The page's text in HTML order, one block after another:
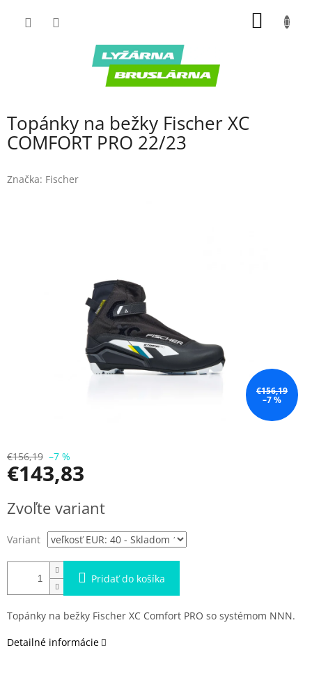
Topánky na bežky Fischer XC
COMFORT PRO 22/23
Značka: Fischer
€156,19
–7 %
€156,19 –7 %
€143,83
cena:
Zvoľte variant
Variant
Pridať do košíka
Topánky na bežky Fischer XC Comfort PRO so systémom NNN.
Detailné informácie